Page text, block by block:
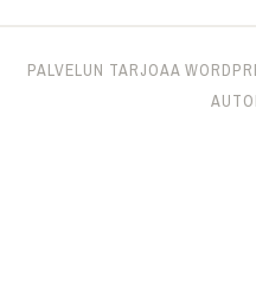
PALVELUN TARJOAA